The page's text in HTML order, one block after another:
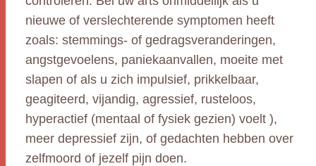
nieuwe of verslechterende symptomen heeft
zoals: stemmings- of gedragsveranderingen,
angstgevoelens, paniekaanvallen, moeite met
slapen of als u zich impulsief, prikkelbaar,
geagiteerd, vijandig, agressief, rusteloos,
hyperactief (mentaal of fysiek gezien) voelt ),
meer depressief zijn, of gedachten hebben over
zelfmoord of jezelf pijn doen.